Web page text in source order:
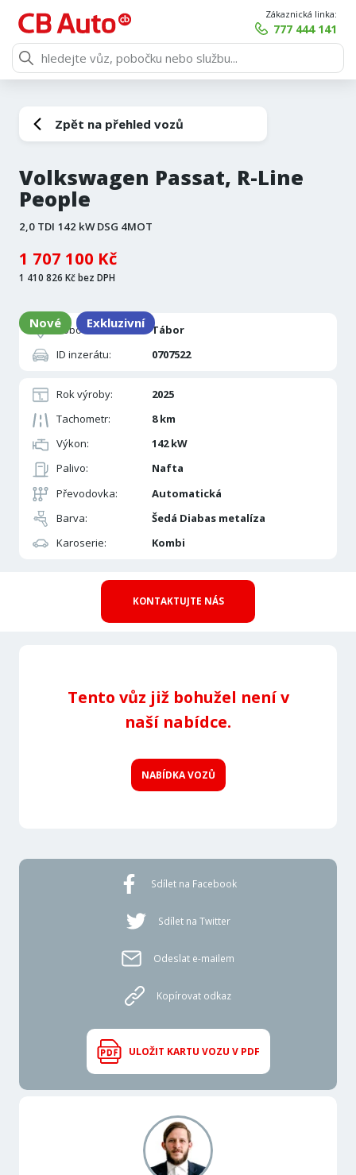
Zákaznická linka:
777 444 141
Zpět na přehled vozů
Volkswagen Passat, R-Line
People
2,0 TDI 142 kW DSG 4MOT
1 707 100 Kč
1 410 826 Kč bez DPH
Pobočka:
Tábor
ID inzerátu:
0707522
Rok výroby:
2025
Tachometr:
8 km
Výkon:
142 kW
Palivo:
Nafta
Převodovka:
Automatická
Barva:
Šedá Diabas metalíza
Karoserie:
Kombi
Nové Exkluzivní
KONTAKTUJTE NÁS
Tento vůz již bohužel není v
naší nabídce.
NABÍDKA VOZŮ
Sdílet na Facebook
Sdílet na Twitter
Odeslat e-mailem
Kopírovat odkaz
ULOŽIT KARTU VOZU V PDF